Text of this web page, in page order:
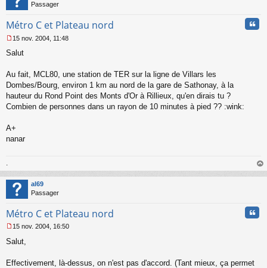
Passager
Métro C et Plateau nord
e
s
g
e
n
n
u
15 nov. 2004, 11:48
Salut
Au fait, MCL80, une station de TER sur la ligne de Villars les
Dombes/Bourg, environ 1 km au nord de la gare de Sathonay, à la
hauteur du Rond Point des Monts d'Or à Rillieux, qu'en dirais tu ?
Combien de personnes dans un rayon de 10 minutes à pied ?? :wink:
A+
nanar
au
al69
Passager
Métro C et Plateau nord
e
s
15 nov. 2004, 16:50
Salut,
Effectivement, là-dessus, on n'est pas d'accord. (Tant mieux, ça permet